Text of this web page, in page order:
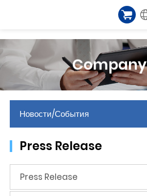
Company
Новости/События
Press Release
Press Release